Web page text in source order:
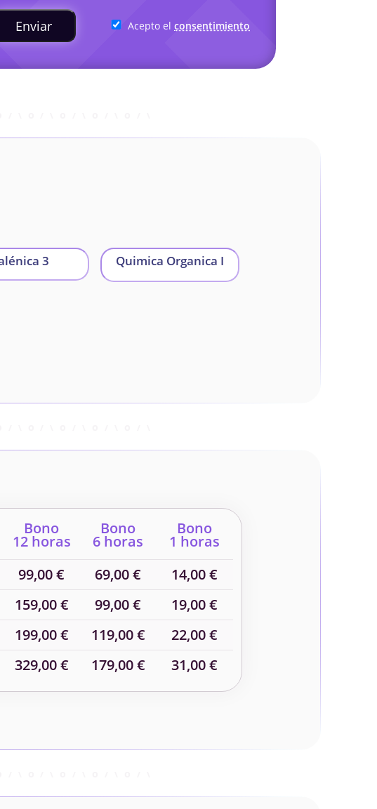
Enviar Acepto elconsentimiento
3 Quimica Organica I
Bono
12 horas
Bono
6 horas
Bono
1 horas
99,00 € 69,00 €
14,00 €
159,00 € 99,00 €
19,00 €
199,00 € 119,00 €
22,00 €
329,00 € 179,00 € 31,00 €